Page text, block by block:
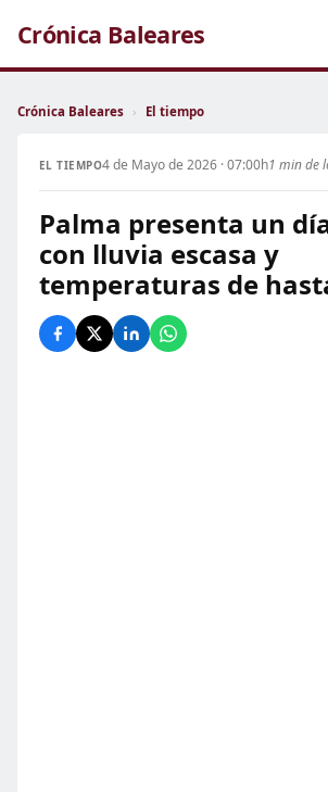
Crónica Baleares
Crónica Baleares › El tiempo
EL TIEMPO4 de Mayo de 2026 · 07:00h1 min de
Palma presenta un
con lluvia escasa y
temperaturas de